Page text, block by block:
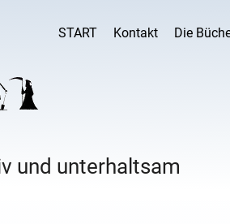
START Kontakt Die
und unterhaltsam